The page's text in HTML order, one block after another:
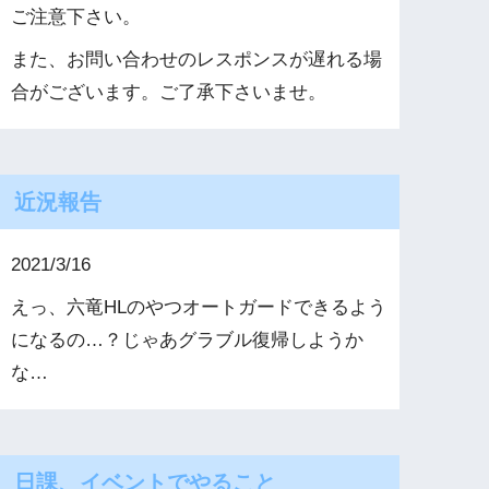
ご注意下さい。
また、お問い合わせのレスポンスが遅れる場
合がございます。ご了承下さいませ。
近況報告
2021/3/16
えっ、六竜HLのやつオートガードできるよう
になるの…？じゃあグラブル復帰しようか
な…
日課、イベントでやること